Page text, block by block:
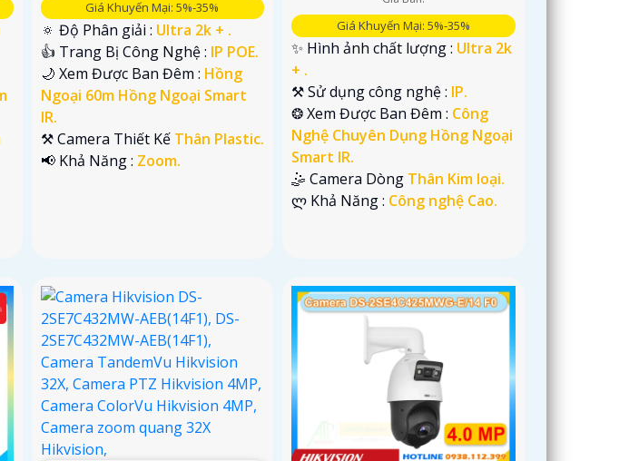
Giá Khuyến Mại: 5%-35%
🔅 Độ Phân giải : Ultra 2k + .
👍 Trang Bị Công Nghệ : IP POE.
🌙 Xem Được Ban Đêm : Hồng
Ngoại 60m Hồng Ngoại Smart
IR.
⚒ Camera Thiết Kế Thân Plastic.
️📢 Khả Năng : Zoom.
Giá Khuyến Mại: 5%-35%
✨ Hình ảnh chất lượng : Ultra 2k
+ .
⚒ Sử dụng công nghệ : IP.
❂ Xem Được Ban Đêm : Công
Nghệ Chuyên Dụng Hồng Ngoại
Smart IR.
🤹 Camera Dòng Thân Kim loại.
️ლ Khả Năng : Công nghệ Cao.